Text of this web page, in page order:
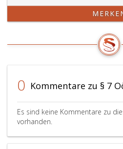
0 Kommentare zu § 7
Es sind keine Kommentare zu
vorhanden.